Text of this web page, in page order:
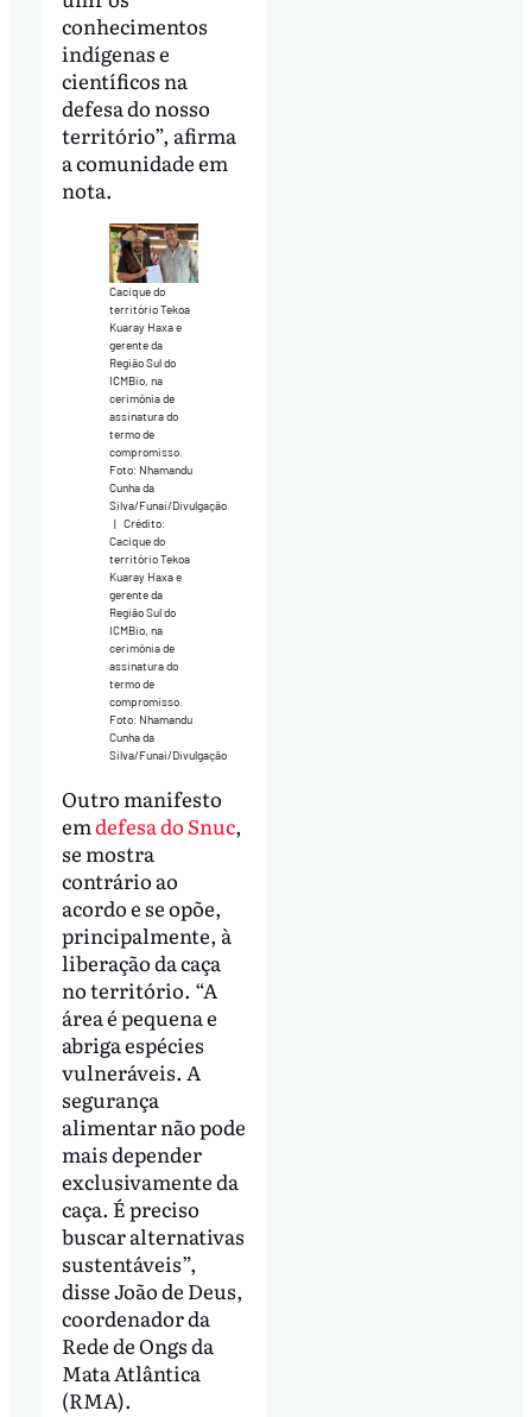
conhecimentos
indígenas e
científicos na
defesa do nosso
território”, afirma
a comunidade em
nota.
Cacique do
território Tekoa
Kuaray Haxa e
gerente da
Região Sul do
ICMBio, na
cerimônia de
assinatura do
termo de
compromisso.
Foto: Nhamandu
Cunha da
Silva/Funai/Divulgação
| Crédito:
Cacique do
território Tekoa
Kuaray Haxa e
gerente da
Região Sul do
ICMBio, na
cerimônia de
assinatura do
termo de
compromisso.
Foto: Nhamandu
Cunha da
Silva/Funai/Divulgação
Outro manifesto
emdefesa do Snuc,
se mostra
contrário ao
acordo e se opõe,
principalmente, à
liberação da caça
no território. “A
área é pequena e
abriga espécies
vulneráveis. A
segurança
alimentar não pode
mais depender
exclusivamente da
caça. É preciso
buscar alternativas
sustentáveis”,
disse João de Deus,
coordenador da
Rede de Ongs da
Mata Atlântica
(RMA).